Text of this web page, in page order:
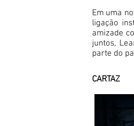
Em uma
ligação
amizade
juntos,
parte do
CARTAZ